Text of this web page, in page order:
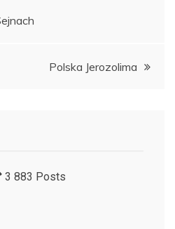
Polska Jerozolima
3 883 Posts